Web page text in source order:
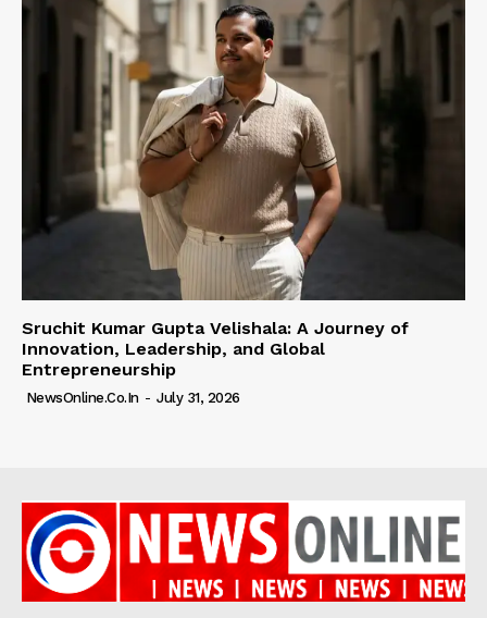
Sruchit Kumar Gupta Velishala: A Journey of
Innovation, Leadership, and Global
Entrepreneurship
NewsOnline.co.in - July 31, 2026